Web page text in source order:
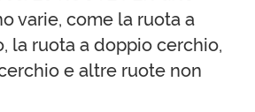
varie, come la ruota a
la ruota a doppio cerchio,
e altre ruote non